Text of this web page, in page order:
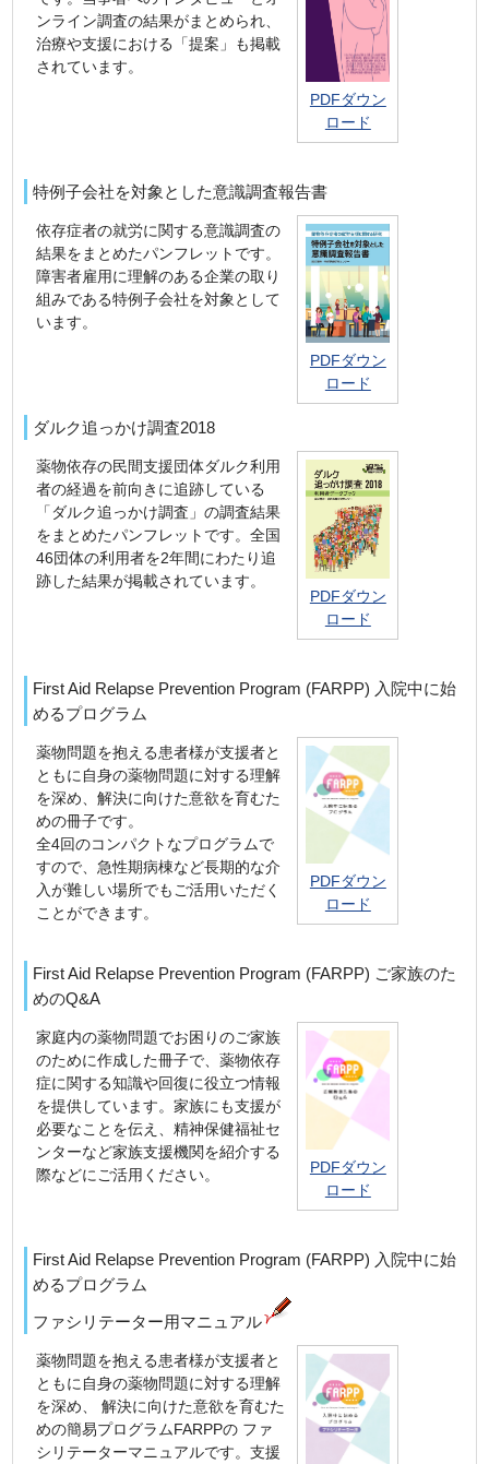
ンライン調査の結果がまとめられ、
治療や支援における「提案」も掲載
されています。
PDFダウン
ロード
特例子会社を対象とした意識調査報告書
依存症者の就労に関する意識調査の
結果をまとめたパンフレットです。
障害者雇用に理解のある企業の取り
組みである特例子会社を対象として
います。
PDFダウン
ロード
ダルク追っかけ調査2018
薬物依存の民間支援団体ダルク利用
者の経過を前向きに追跡している
「ダルク追っかけ調査」の調査結果
をまとめたパンフレットです。全国
46団体の利用者を2年間にわたり追
跡した結果が掲載されています。
PDFダウン
ロード
First Aid Relapse Prevention Program (FARPP) 入院中に始
めるプログラム
薬物問題を抱える患者様が支援者と
ともに自身の薬物問題に対する理解
を深め、解決に向けた意欲を育むた
めの冊子です。
全4回のコンパクトなプログラムで
すので、急性期病棟など長期的な介
入が難しい場所でもご活用いただく
ことができます。
PDFダウン
ロード
First Aid Relapse Prevention Program (FARPP) ご家族のた
めのQ&A
家庭内の薬物問題でお困りのご家族
のために作成した冊子で、薬物依存
症に関する知識や回復に役立つ情報
を提供しています。家族にも支援が
必要なことを伝え、精神保健福祉セ
ンターなど家族支援機関を紹介する
際などにご活用ください。
PDFダウン
ロード
First Aid Relapse Prevention Program (FARPP) 入院中に始
めるプログラム
ファシリテーター用マニュアル
薬物問題を抱える患者様が支援者と
ともに自身の薬物問題に対する理解
を深め、 解決に向けた意欲を育むた
めの簡易プログラムFARPPの ファ
シリテーターマニュアルです。支援